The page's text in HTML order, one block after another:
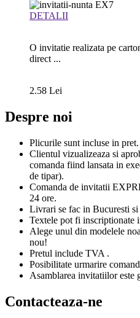
DETALII
O invitatie realizata pe
direct ...
2.58 Lei
Despre noi
Plicurile sunt incluse in pret.
Clientul vizualizeaza si
comanda fiind lansata in
de tipar).
Comanda de invitatii
24 ore.
Livrari se fac in Bucuresti
Textele pot fi inscriptionate
Alege unul din modelele
nou!
Pretul include TVA .
Posibilitate urmarire
Asamblarea invitatiilor este
Contacteaza-ne